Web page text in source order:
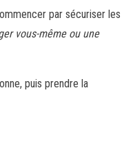
par sécuriser les
vous-même ou une
puis prendre la